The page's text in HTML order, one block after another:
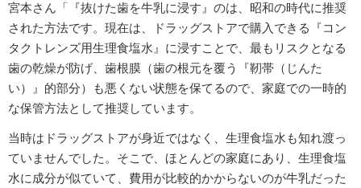
宮本さん「『抜けた歯を牛乳に浸す』のは、昭和の時代に推奨
された方法です。現在は、ドラッグストアで購入できる『コン
タクトレンズ用生理食塩水』に浸すことで、最もリスクとなる
歯の乾燥が防げ、歯根膜（歯の根元を覆う『靭帯（じんた
い）』的部分）も悪くない状態を保てるので、家庭での一時的
な保管方法として推奨しています。
当時はドラッグストアが身近ではなく、生理食塩水も知れ渡っ
ていませんでした。そこで、ほとんどの家庭にあり、生理食塩
水に成分が似ていて、費用が比較的かからないのが牛乳だった